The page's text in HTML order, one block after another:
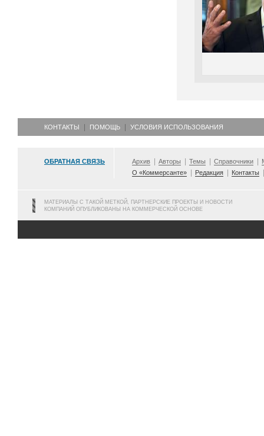
КОНТАКТЫ ПОМОЩЬ УСЛОВИЯ ИСПОЛЬЗОВАНИЯ
ОБРАТНАЯ СВЯЗЬ Архив Авторы Темы Справочники
О «Коммерсанте»
Редакция Контакты
МАТЕРИАЛЫ С ТАКОЙ МЕТКОЙ, ПАРТНЕРСКИЕ ПРОЕКТЫ И НОВОСТИ
КОМПАНИЙ ОПУБЛИКОВАНЫ НА КОММЕРЧЕСКОЙ ОСНОВЕ